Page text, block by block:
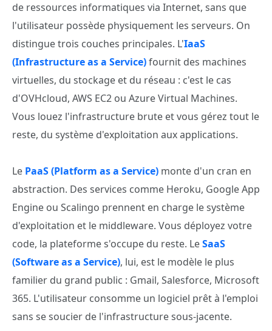
de ressources informatiques via Internet, sans que
l'utilisateur possède physiquement les serveurs. On
distingue trois couches principales. L'IaaS
(Infrastructure as a Service)fournit des machines
virtuelles, du stockage et du réseau : c'est le cas
d'OVHcloud, AWS EC2 ou Azure Virtual Machines.
Vous louez l'infrastructure brute et vous gérez tout le
reste, du système d'exploitation aux applications.
Le PaaS (Platform as a Service) monte d'un cran en
abstraction. Des services comme Heroku, Google App
Engine ou Scalingo prennent en charge le système
d'exploitation et le middleware. Vous déployez votre
code, la plateforme s'occupe du reste. LeSaaS
(Software as a Service), lui, est le modèle le plus
familier du grand public : Gmail, Salesforce, Microsoft
365. L'utilisateur consomme un logiciel prêt à l'emploi
sans se soucier de l'infrastructure sous-jacente.